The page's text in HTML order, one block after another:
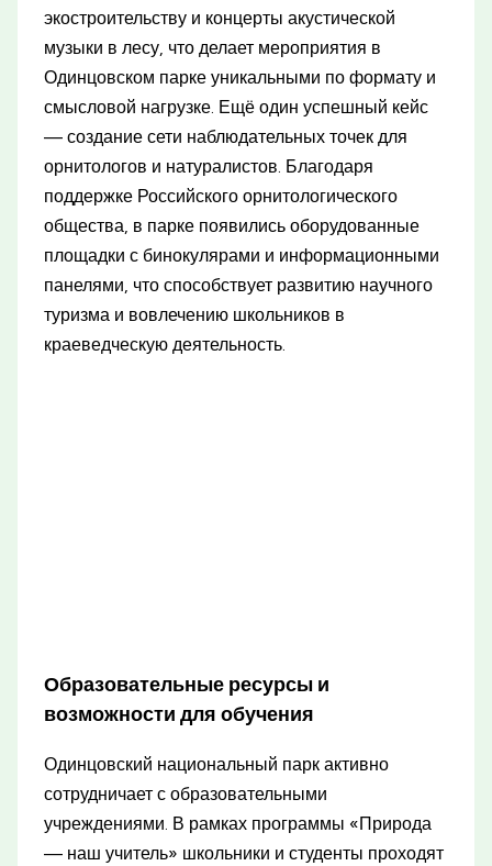
экостроительству и концерты акустической
музыки в лесу, что делает мероприятия в
Одинцовском парке уникальными по формату и
смысловой нагрузке. Ещё один успешный кейс
— создание сети наблюдательных точек для
орнитологов и натуралистов. Благодаря
поддержке Российского орнитологического
общества, в парке появились оборудованные
площадки с бинокулярами и информационными
панелями, что способствует развитию научного
туризма и вовлечению школьников в
краеведческую деятельность.
Образовательные ресурсы и
возможности для обучения
Одинцовский национальный парк активно
сотрудничает с образовательными
учреждениями. В рамках программы «Природа
— наш учитель» школьники и студенты проходят